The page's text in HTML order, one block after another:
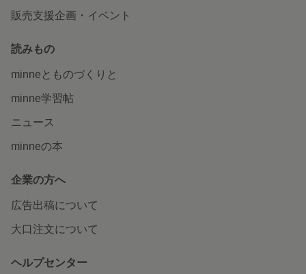
販売支援企画・イベント
読みもの
minneとものづくりと
minne学習帖
ニュース
minneの本
企業の方へ
広告出稿について
大口注文について
ヘルプセンター